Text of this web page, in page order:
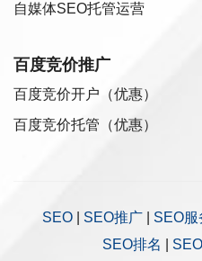
自媒体SEO托管运营
百度竞价推广
百度竞价开户（优惠）
百度竞价托管（优惠）
SEO SEO推广 SEO服
SEO排名